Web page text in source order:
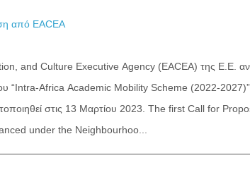
από EACEA
and Culture Executive Agency (EACEA) της Ε.Ε.
Africa Academic Mobility Scheme (2022-2027)”
στις 13 Μαρτίου 2023. The first Call for
under the Neighbourhoo...